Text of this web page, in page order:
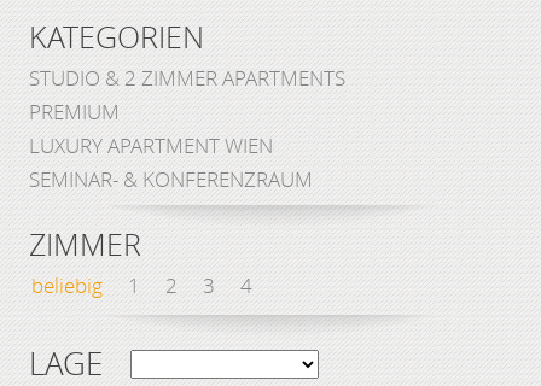
KATEGORIEN
STUDIO & 2 ZIMMER APARTMENTS
PREMIUM
LUXURY APARTMENT WIEN
SEMINAR- & KONFERENZRAUM
ZIMMER
beliebig 1 2 3 4
LAGE